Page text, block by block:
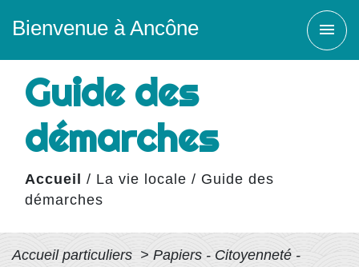
Bienvenue à Ancône menu
Guide des
démarches
Accueil / La vie locale / Guide des
démarches
Accueil particuliers > Papiers - Citoyenneté -